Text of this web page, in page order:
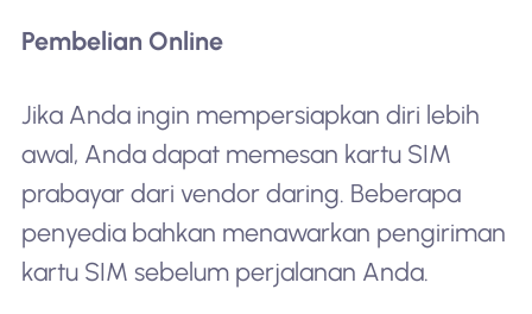
Pembelian Online
Jika Anda ingin mempersiapkan diri lebih
awal, Anda dapat memesan kartu SIM
prabayar dari vendor daring. Beberapa
penyedia bahkan menawarkan pengiriman
kartu SIM sebelum perjalanan Anda.